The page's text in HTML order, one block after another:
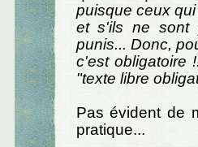
puisque ceux
et s'ils ne sont
punis... Donc,
c'est obligatoire
"texte libre
Pas évident de
pratique...